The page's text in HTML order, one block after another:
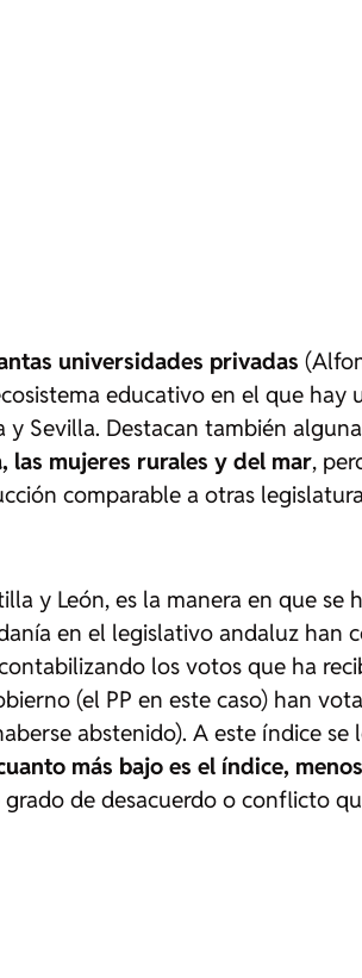
universidades privadas
educativo en el que
Sevilla. Destacan también
las mujeres rurales y del mar,
comparable a otras
y León, es la manera en que se
en el legislativo andaluz han
los votos que ha
(el PP en este caso) han
abstenido). A este índice
más bajo es el índice,
de desacuerdo o conflicto